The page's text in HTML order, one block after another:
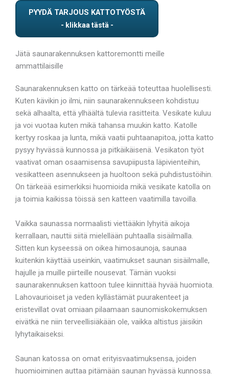
PYYDÄ TARJOUS KATTOTYÖSTÄ
Jätä saunarakennuksen kattoremontti meille
ammattilaisille
Saunarakennuksen katto on tärkeää toteuttaa huolellisesti.
Kuten kävikin jo ilmi, niin saunarakennukseen kohdistuu
sekä alhaalta, että ylhäältä tulevia rasitteita. Vesikate kuluu
ja voi vuotaa kuten mikä tahansa muukin katto. Katolle
kertyy roskaa ja lunta, mikä vaatii puhtaanapitoa, jotta katto
pysyy hyvässä kunnossa ja pitkäikäisenä. Vesikaton työt
vaativat oman osaamisensa savupiipusta läpivienteihin,
vesikatteen asennukseen ja huoltoon sekä puhdistustöihin.
On tärkeää esimerkiksi huomioida mikä vesikate katolla on
ja toimia kaikissa töissä sen katteen vaatimilla tavoilla.
Vaikka saunassa normaalisti viettääkin lyhyitä aikoja
kerrallaan, nauttii siitä mielellään puhtaalla sisäilmalla.
Sitten kun kyseessä on oikea himosaunoja, saunaa
kuitenkin käyttää useinkin, vaatimukset saunan sisäilmalle,
hajulle ja muille piirteille nousevat. Tämän vuoksi
saunarakennuksen kattoon tulee kiinnittää hyvää huomiota.
Lahovaurioiset ja veden kyllästämät puurakenteet ja
eristevillat ovat omiaan pilaamaan saunomiskokemuksen
eivätkä ne niin terveellisiäkään ole, vaikka altistus jäisikin
lyhytaikaiseksi.
Saunan katossa on omat erityisvaatimuksensa, joiden
huomioiminen auttaa pitämään saunan hyvässä kunnossa.